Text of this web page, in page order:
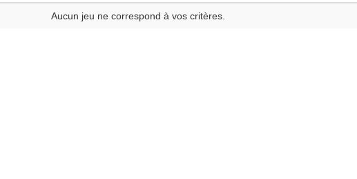
Aucun jeu ne correspond à vos critères.